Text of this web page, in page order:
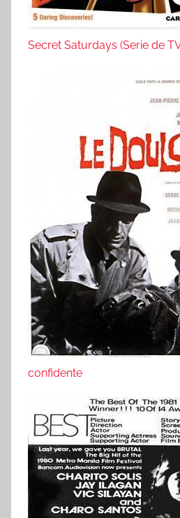
Secret Saturdays (Serie de
confidente